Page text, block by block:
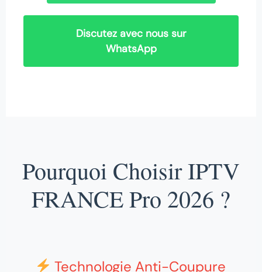
Discutez avec nous sur
WhatsApp
Pourquoi Choisir IPTV
FRANCE Pro 2026 ?
Technologie Anti-Coupure